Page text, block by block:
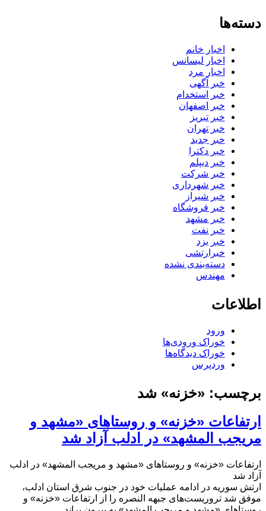
دسته‌ها
اخبار خانم
اخبار لیسانس
اخبار مرد
خبر آگهی
خبر استخدام
خبر اصفهان
خبر تبریز
خبر تهران
خبر جدید
خبر دکترا
خبر دیپلم
خبر شرکت
خبر شهرداری
خبر شیراز
خبر فروشگاه
خبر مشهد
خبر نفت
خبر یزد
خبرارتشی
دسته‌بندی نشده
مهندس
اطلاعات
ورود
خوراک ورودی‌ها
خوراک دیدگاه‌ها
وردپرس
برچسب: «خزنه» شد
ارتفاعات «خزنه» و روستاهای «مشهد و
مریجب المشهد» در ادلب آزاد شد
ارتفاعات «خزنه» و روستاهای «مشهد و مریجب المشهد» در ادلب
آزاد شد
ارتش سوریه در ادامه عملیات خود در جنوب شرق استان ادلب،
موفق شد تروریست‌های جبهه النصره را از ارتفاعات «خزنه» و